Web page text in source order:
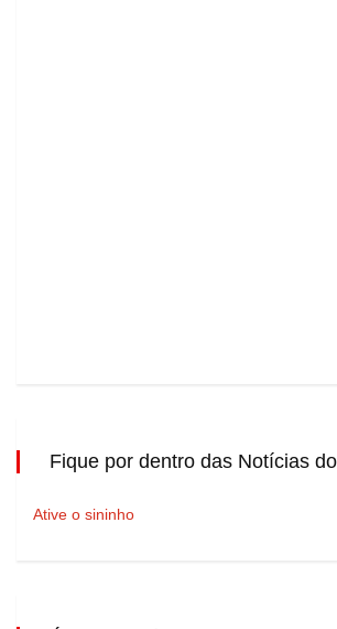
Fique por dentro das Notícias
Ative o sininho